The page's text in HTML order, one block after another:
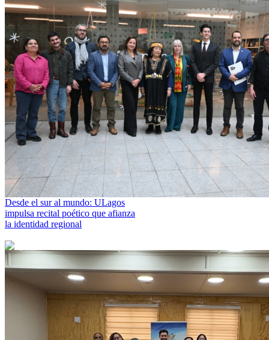
Desde el sur al mundo: ULagos
impulsa recital poético que afianza
la identidad regional